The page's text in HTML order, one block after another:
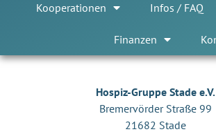
Kooperationen Infos / FAQ
Finanzen
Hospiz-Gruppe Stade e.V.
Bremervörder Straße 99
21682 Stade